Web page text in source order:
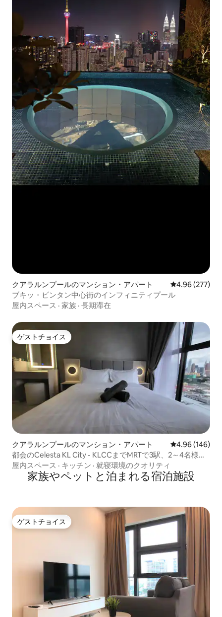
クアラルンプールのマンション・アパート レビュー277
4.96 (277)
ブキッ・ビンタン中心街のインフィニティプール
屋内スペース · 家族 · 長期滞在
ゲストチョイス
ゲストチョイス
クアラルンプールのマンション・アパート レビュー146
4.96 (146)
都会のCelesta KL City - KLCCまでMRTで3駅、2～4名様向
け
屋内スペース · キッチン · 就寝環境のクオリティ
家族やペットと泊まれる宿泊施設
ゲストチョイス
ゲストチョイス